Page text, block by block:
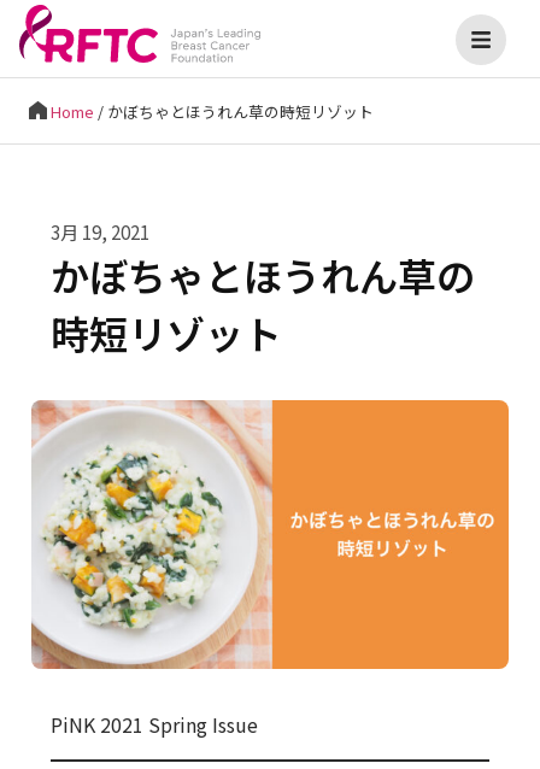
Home / かぼちゃとほうれん草の時短リゾット
3月 19, 2021
かぼちゃとほうれん草の
時短リゾット
PiNK 2021 Spring Issue